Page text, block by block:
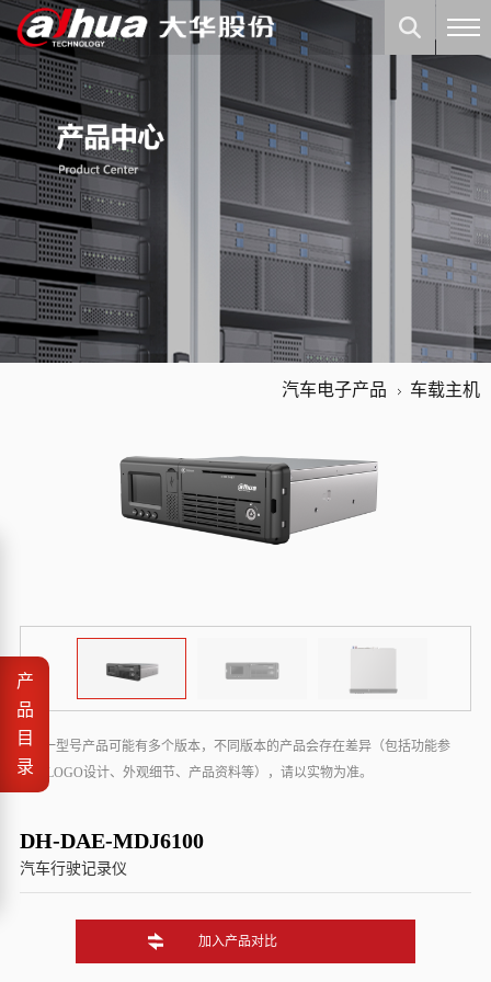
汽车电子产品 车载主机
* 同一型号产品可能有多个版本，不同版本的产品会存在差异（包括功能参
数、LOGO设计、外观细节、产品资料等），请以实物为准。
DH-DAE-MDJ6100
汽车行驶记录仪
加入产品对比
产
品
目
录